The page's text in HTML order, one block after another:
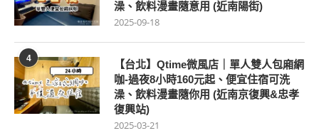
澡、飲料漫畫隨意用 (近南陽街)
2025-09-18
4
【台北】Qtime微風店｜單人雙人包廂網
咖-過夜8小時160元起、便宜住宿可洗
澡、飲料漫畫隨你用 (近南京復興&忠孝
復興站)
2025-03-21